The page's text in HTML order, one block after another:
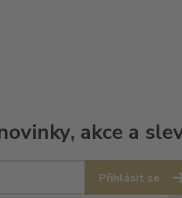
akce a
Přihlásit se